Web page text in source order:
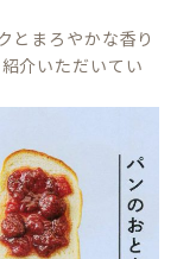
とまろやかな香り
介いただいてい